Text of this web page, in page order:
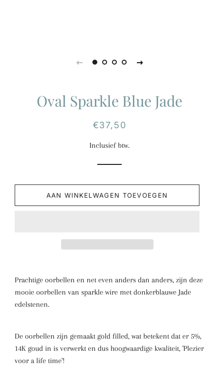
Oval Sparkle Blue Jade
Normale
Aanbiedingsprijs
€37,50
Inclusief btw.
AAN WINKELWAGEN TOEVOEGEN
Prachtige oorbellen en net even anders dan anders, zijn deze
mooie oorbellen van sparkle wire met donkerblauwe Jade
edelstenen.
De oorbellen zijn gemaakt gold filled, wat betekent dat er 5%,
14K goud in is verwerkt en dus hoogwaardige kwaliteit, 'Plezier
voor a life time'!